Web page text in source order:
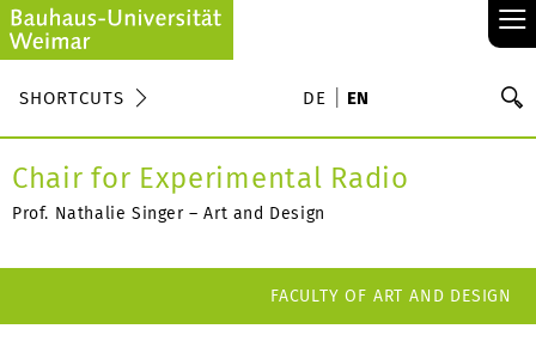
≡
SHORTCUTS DE EN
Chair for Experimental Radio
Prof. Nathalie Singer – Art and Design
FACULTY OF ART AND DESIGN